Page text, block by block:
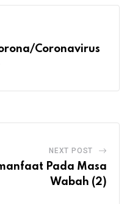
Coronavirus
NEXT POST
Pada Masa
Wabah (2)